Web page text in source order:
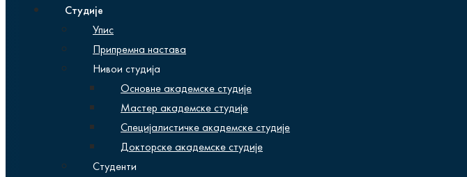
Студије
Упис
Припремна настава
Нивои студија
Основне академске студије
Мастер академске студије
Специјалистичке академске студије
Докторске академске студије
Студенти